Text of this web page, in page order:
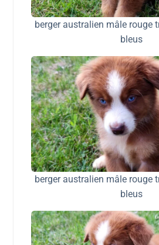
berger australien mâle rouge
bleus
berger australien mâle rouge
bleus